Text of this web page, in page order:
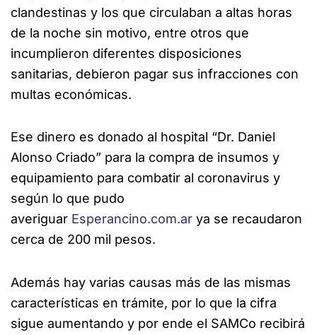
clandestinas y los que circulaban a altas horas
de la noche sin motivo, entre otros que
incumplieron diferentes disposiciones
sanitarias, debieron pagar sus infracciones con
multas económicas.
Ese dinero es donado al hospital “Dr. Daniel
Alonso Criado” para la compra de insumos y
equipamiento para combatir al coronavirus y
según lo que pudo
averiguar Esperancino.com.ar ya se recaudaron
cerca de 200 mil pesos.
Además hay varias causas más de las mismas
características en trámite, por lo que la cifra
sigue aumentando y por ende el SAMCo recibirá